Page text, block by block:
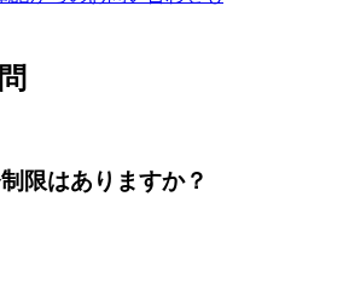
限はありますか？